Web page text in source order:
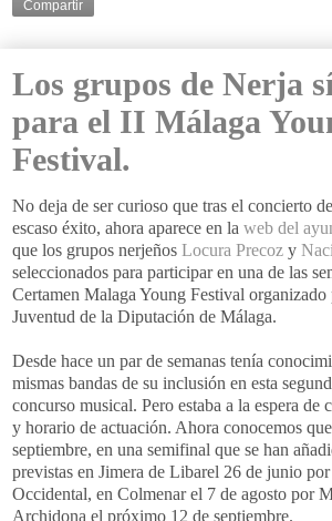
Compartir
Los grupos de Nerja
para el II Málaga
Festival.
No deja de ser curioso que tras el concierto
escaso éxito, ahora aparece en la web del
que los grupos nerjeños Locura Precoz y
seleccionados para participar en una de las
Certamen Malaga Young Festival organizado
Juventud de la Diputación de Málaga.
Desde hace un par de semanas tenía
mismas bandas de su inclusión en esta
concurso musical. Pero estaba a la espera de
y horario de actuación. Ahora conocemos
septiembre, en una semifinal que se han
previstas en Jimera de Libarel 26 de junio
Occidental, en Colmenar el 7 de agosto por
Archidona el próximo 12 de septiembre.